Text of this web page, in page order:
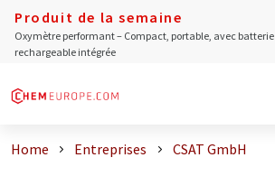
Produit de la semaine
Oxymètre performant – Compact, portable, avec batterie
rechargeable intégrée
Home Entreprises CSAT GmbH